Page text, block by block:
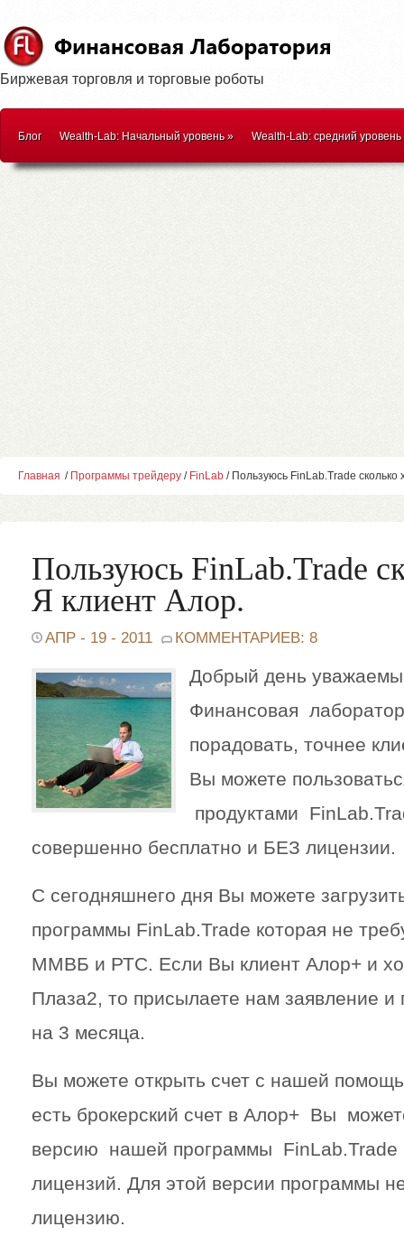
Биржевая торговля и торговые роботы
Блог Wealth-Lab: Начальный уровень» Wealth-Lab: средний уровень
Главная / Программы трейдеру / FinLab / Пользуюсь FinLab.Trade сколько
Пользуюсь FinLab.Trade
Я клиент Алор.
АПР - 19 - 2011 КОММЕНТАРИЕВ: 8
Добрый день
Финансовая
порадовать, точнее
Вы можете
продуктами
совершенно бесплатно и БЕЗ лицензии.
С сегодняшнего дня Вы можете
программы FinLab.Trade которая не
ММВБ и РТС. Если Вы клиент Алор+ и
Плаза2, то присылаете нам заявление и
на 3 месяца.
Вы можете открыть счет с нашей
есть брокерский счет в Алор+ Вы
версию нашей программы FinLab.Trade
лицензий. Для этой версии программы
лицензию.